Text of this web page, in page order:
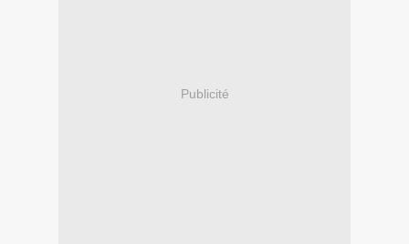
Publicité